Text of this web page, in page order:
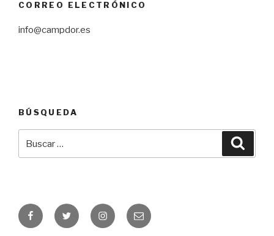
CORREO ELECTRÓNICO
info@campdor.es
BÚSQUEDA
FacebookTwitter InstagramCorreo
electrónico